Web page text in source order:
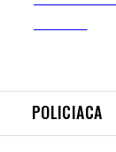
POLICIACA